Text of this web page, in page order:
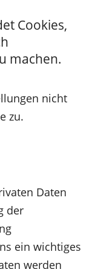
Cookies,
machen.
nicht
zu.
Daten
der
ein wichtiges
werden